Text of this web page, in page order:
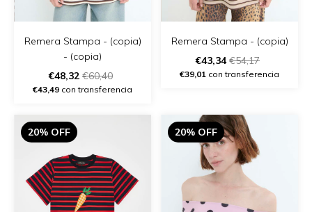
Remera Stampa - (copia)
- (copia)
€48,32 €60,40
€43,49 con transferencia
Remera Stampa - (copia)
€43,34€54,17
€39,01 con transferencia
20% OFF 20% OFF